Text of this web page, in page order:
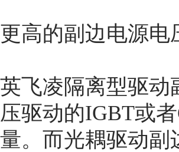
更高的副边电源电
英飞凌隔离型驱动
压驱动的IGBT或
量。而光耦驱动副